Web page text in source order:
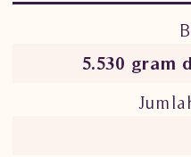
5.530 gram